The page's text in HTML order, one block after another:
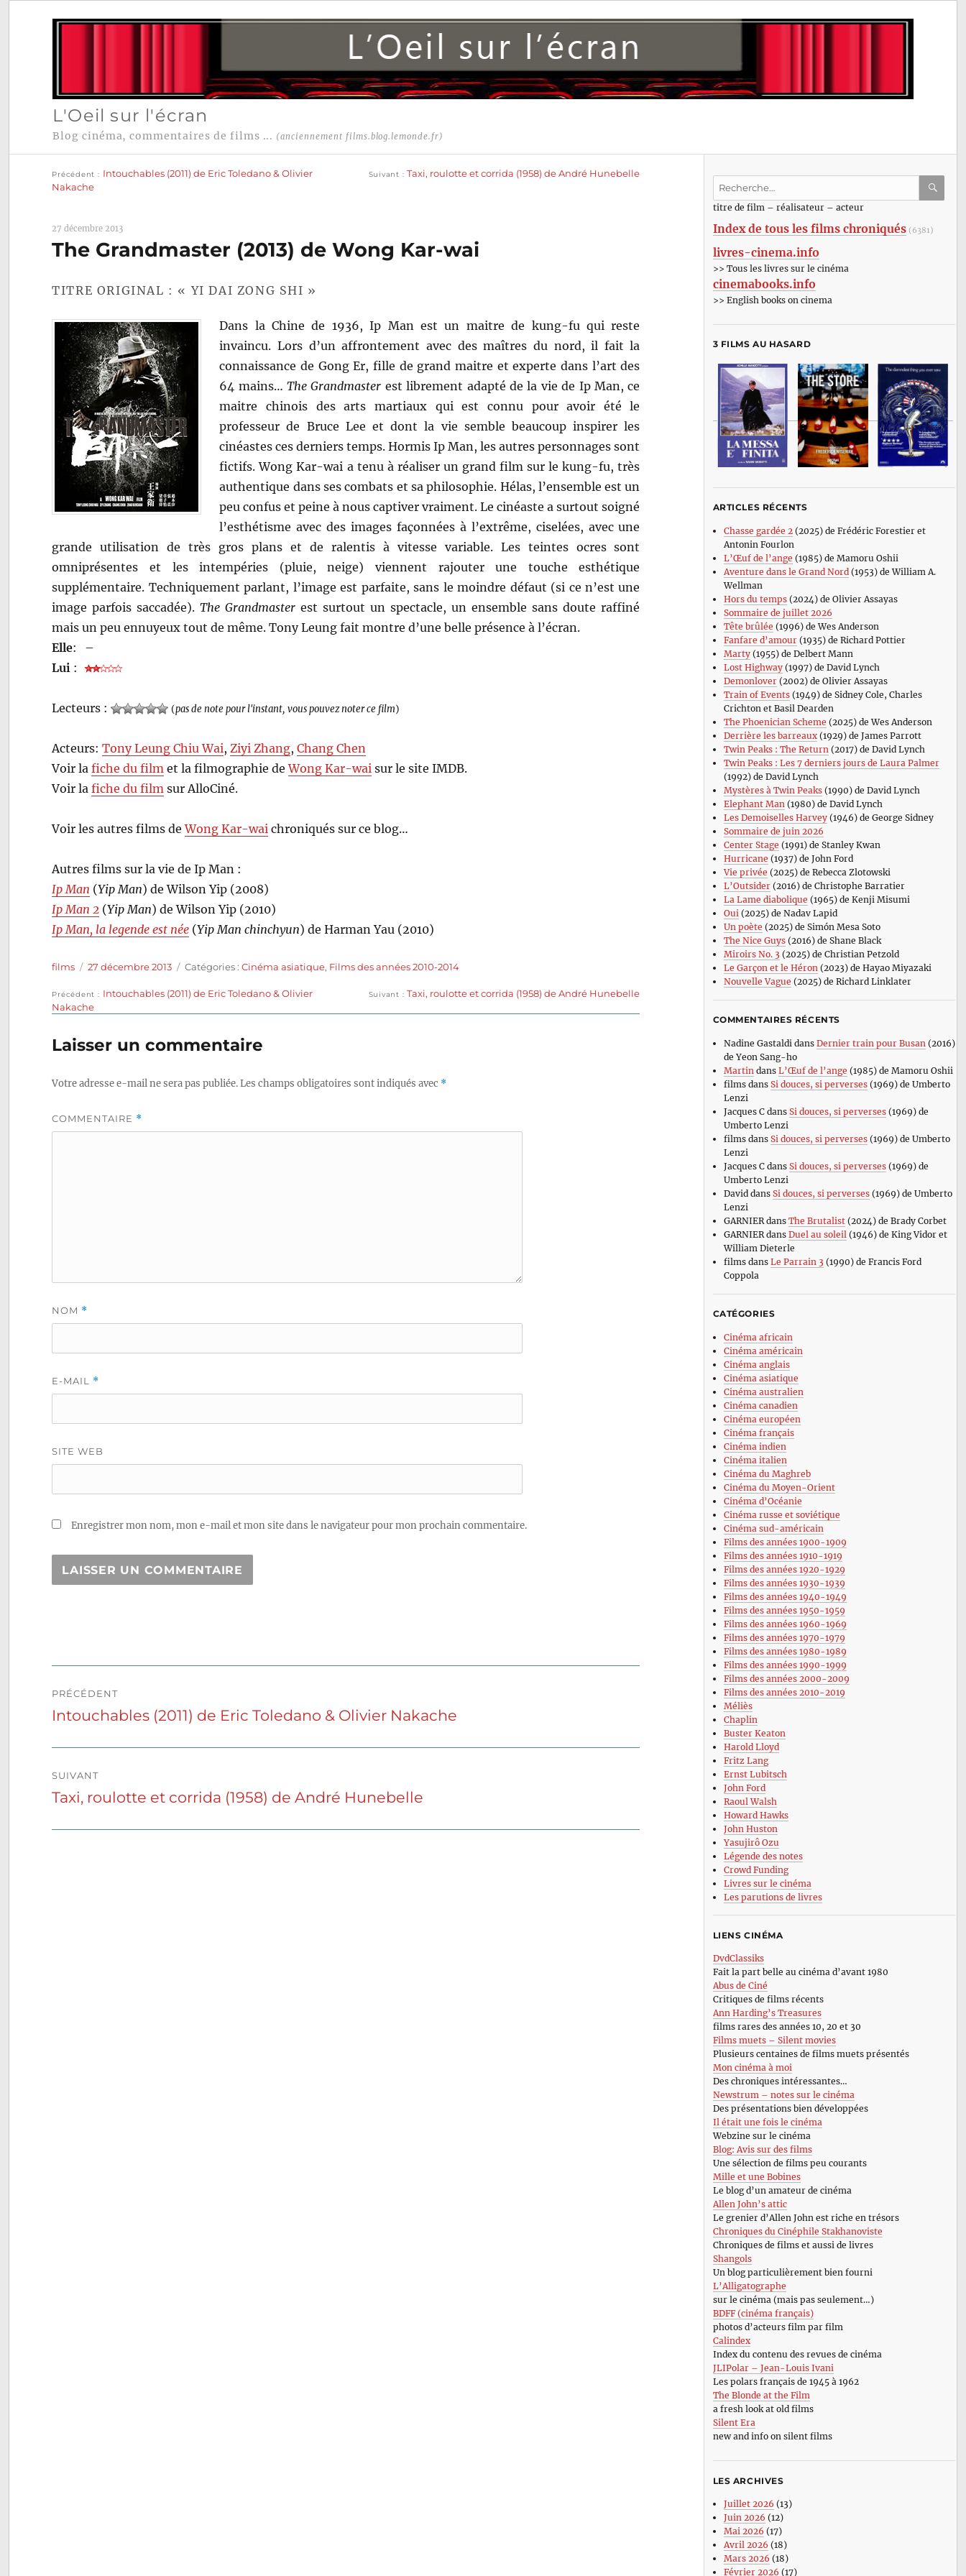
L'Oeil sur l'écran
Blog cinéma, commentaires de films ... (anciennement films.blog.lemonde.fr)
Navigation
de
Précédent
Intouchables (2011) de Eric Toledano & Olivier
Nakache
Suivant Taxi, roulotte et corrida (1958) de André Hunebelle
27 décembre 2013
The Grandmaster (2013) de Wong Kar-wai
TITRE ORIGINAL : « YI DAI ZONG SHI »
Dans la Chine de 1936, Ip Man est un maitre de kung-fu qui reste
invaincu. Lors d’un affrontement avec des maîtres du nord, il fait la
connaissance de Gong Er, fille de grand maitre et experte dans l’art des
64 mains…The Grandmaster est librement adapté de la vie de Ip Man, ce
maitre chinois des arts martiaux qui est connu pour avoir été le
professeur de Bruce Lee et dont la vie semble beaucoup inspirer les
cinéastes ces derniers temps. Hormis Ip Man, les autres personnages sont
fictifs. Wong Kar-wai a tenu à réaliser un grand film sur le kung-fu, très
authentique dans ses combats et sa philosophie. Hélas, l’ensemble est un
peu confus et peine à nous captiver vraiment. Le cinéaste a surtout soigné
l’esthétisme avec des images façonnées à l’extrême, ciselées, avec une
grande utilisation de très gros plans et de ralentis à vitesse variable. Les teintes ocres sont
omniprésentes et les intempéries (pluie, neige) viennent rajouter une touche esthétique
supplémentaire. Techniquement parlant, l’image est parfaite, sans le moindre défaut (si ce n’est une
image parfois saccadée).The Grandmaster est surtout un spectacle, un ensemble sans doute raffiné
mais un peu ennuyeux tout de même. Tony Leung fait montre d’une belle présence à l’écran.
Elle:
–
Lui :
Lecteurs : (pas de note pour l'instant, vous pouvez noter ce film)
Acteurs:Tony Leung Chiu Wai, Ziyi Zhang,Chang Chen
Voir lafiche du film et la filmographie deWong Kar-wai sur le site IMDB.
Voir lafiche du film sur AlloCiné.
Voir les autres films deWong Kar-wai chroniqués sur ce blog…
Autres films sur la vie de Ip Man :
Ip Man (Yip Man) de Wilson Yip (2008)
Ip Man 2 (Yip Man) de Wilson Yip (2010)
Ip Man, la legende est née (Yip Man chinchyun) de Harman Yau (2010)
Auteur
films
Publié
27 décembre 2013 Catégories
Catégories :Cinéma asiatique, Films des années 2010-2014
Navigation
Précédent
Publication
Intouchables (2011) de Eric Toledano & Olivier
Nakache
Suivant
Publication
Taxi, roulotte et corrida (1958) de André Hunebelle
Laisser un commentaire
Votre adresse e-mail ne sera pas publiée.Les champs obligatoires sont indiqués avec *
COMMENTAIRE *
NOM *
E-MAIL *
SITE WEB
Enregistrer mon nom, mon e-mail et mon site dans le navigateur pour mon prochain commentaire.
de
PRÉCÉDENT
Publication
Intouchables (2011) de Eric Toledano & Olivier Nakache
SUIVANT
Publication
Taxi, roulotte et corrida (1958) de André Hunebelle
Recherche
:titre de film – réalisateur – acteur
Index de tous les films chroniqués (6381)
livres-cinema.info
>> Tous les livres sur le cinéma
cinemabooks.info
>> English books on cinema
3 FILMS AU HASARD
ARTICLES RÉCENTS
Chasse gardée 2(2025) de Frédéric Forestier et
Antonin Fourlon
L’Œuf de l’ange (1985) de Mamoru Oshii
Aventure dans le Grand Nord(1953) de William A.
Wellman
Hors du temps(2024) de Olivier Assayas
Sommaire de juillet 2026
Tête brûlée (1996) de Wes Anderson
Fanfare d’amour(1935) de Richard Pottier
Marty(1955) de Delbert Mann
Lost Highway(1997) de David Lynch
Demonlover(2002) de Olivier Assayas
Train of Events(1949) de Sidney Cole, Charles
Crichton et Basil Dearden
The Phoenician Scheme (2025) de Wes Anderson
Derrière les barreaux(1929) de James Parrott
Twin Peaks : The Return(2017) de David Lynch
Twin Peaks : Les 7 derniers jours de Laura Palmer
(1992) de David Lynch
Mystères à Twin Peaks(1990) de David Lynch
Elephant Man(1980) de David Lynch
Les Demoiselles Harvey(1946) de George Sidney
Sommaire de juin 2026
Center Stage (1991) de Stanley Kwan
Hurricane (1937) de John Ford
Vie privée (2025) de Rebecca Zlotowski
L’Outsider(2016) de Christophe Barratier
La Lame diabolique (1965) de Kenji Misumi
Oui(2025) de Nadav Lapid
Un poète (2025) de Simón Mesa Soto
The Nice Guys(2016) de Shane Black
Miroirs No. 3 (2025) de Christian Petzold
Le Garçon et le Héron(2023) de Hayao Miyazaki
Nouvelle Vague (2025) de Richard Linklater
COMMENTAIRES RÉCENTS
Nadine Gastaldi dans Dernier train pour Busan (2016)
de Yeon Sang-ho
Martin dans L’Œuf de l’ange (1985) de Mamoru Oshii
filmsdans Si douces, si perverses(1969) de Umberto
Lenzi
Jacques Cdans Si douces, si perverses(1969) de
Umberto Lenzi
filmsdans Si douces, si perverses(1969) de Umberto
Lenzi
Jacques Cdans Si douces, si perverses(1969) de
Umberto Lenzi
David dans Si douces, si perverses(1969) de Umberto
Lenzi
GARNIERdans The Brutalist(2024) de Brady Corbet
GARNIERdans Duel au soleil (1946) de King Vidor et
William Dieterle
filmsdans Le Parrain 3 (1990) de Francis Ford
Coppola
CATÉGORIES
Cinéma africain
Cinéma américain
Cinéma anglais
Cinéma asiatique
Cinéma australien
Cinéma canadien
Cinéma européen
Cinéma français
Cinéma indien
Cinéma italien
Cinéma du Maghreb
Cinéma du Moyen-Orient
Cinéma d’Océanie
Cinéma russe et soviétique
Cinéma sud-américain
Films des années 1900-1909
Films des années 1910-1919
Films des années 1920-1929
Films des années 1930-1939
Films des années 1940-1949
Films des années 1950-1959
Films des années 1960-1969
Films des années 1970-1979
Films des années 1980-1989
Films des années 1990-1999
Films des années 2000-2009
Films des années 2010-2019
Méliès
Chaplin
Buster Keaton
Harold Lloyd
Fritz Lang
Ernst Lubitsch
John Ford
Raoul Walsh
Howard Hawks
John Huston
Yasujirô Ozu
Légende des notes
Crowd Funding
Livres sur le cinéma
Les parutions de livres
LIENS CINÉMA
DvdClassiks
Fait la part belle au cinéma d’avant 1980
Abus de Ciné
Critiques de films récents
Ann Harding’s Treasures
films rares des années 10, 20 et 30
Films muets – Silent movies
Plusieurs centaines de films muets présentés
Mon cinéma à moi
Des chroniques intéressantes…
Newstrum – notes sur le cinéma
Des présentations bien développées
Il était une fois le cinéma
Webzine sur le cinéma
Blog: Avis sur des films
Une sélection de films peu courants
Mille et une Bobines
Le blog d’un amateur de cinéma
Allen John’s attic
Le grenier d’Allen John est riche en trésors
Chroniques du Cinéphile Stakhanoviste
Chroniques de films et aussi de livres
Shangols
Un blog particulièrement bien fourni
L’Alligatographe
sur le cinéma (mais pas seulement…)
BDFF (cinéma français)
photos d’acteurs film par film
Calindex
Index du contenu des revues de cinéma
JLIPolar – Jean-Louis Ivani
Les polars français de 1945 à 1962
The Blonde at the Film
a fresh look at old films
Silent Era
new and info on silent films
LES ARCHIVES
Juillet 2026 (13)
Juin 2026 (12)
Mai 2026 (17)
Avril 2026 (18)
Mars 2026 (18)
Février 2026 (17)